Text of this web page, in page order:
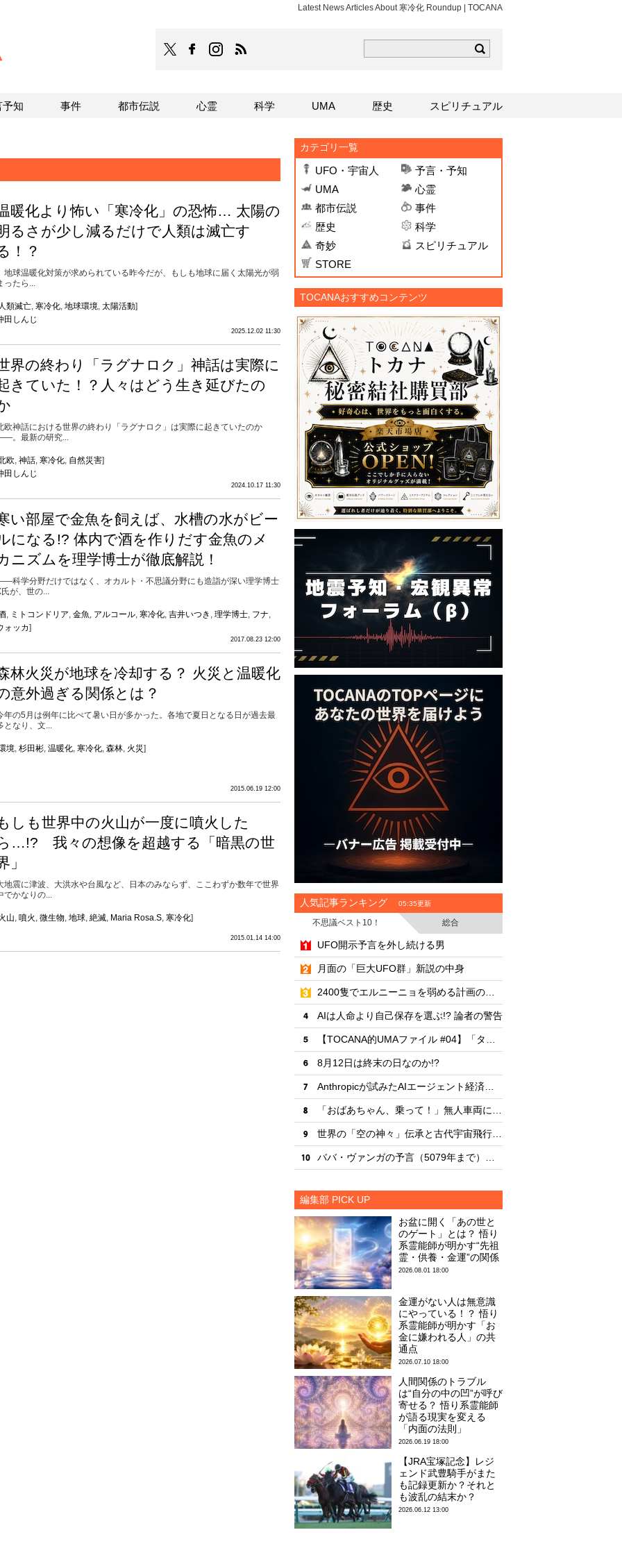
Latest News Articles About 寒冷化 Roundup | TOCANA
TOCANAのFacebookはこちら
TOCANAのinstagramはこちら
暖化より怖い「寒冷化」の恐怖… 太陽の
るさが少し減るだけで人類は滅亡す
！？
球温暖化対策が求められている昨今だが、もしも地球に届く太陽光が弱
ったら...
類滅亡, 寒冷化, 地球環境, 太陽活動]
2025.12.02 11:30
田しんじ
界の終わり「ラグナロク」神話は実際に
きていた！？人々はどう生き延びたの
欧神話における世界の終わり「ラグナロク」は実際に起きていたのか
。最新の研究...
欧, 神話, 寒冷化, 自然災害]
2024.10.17 11:30
田しんじ
い部屋で金魚を飼えば、水槽の水がビー
になる!? 体内で酒を作りだす金魚のメ
ニズムを理学博士が徹底解説！
科学分野だけではなく、オカルト・不思議分野にも造詣が深い理学博士
が、世の...
, ミトコンドリア, 金魚, アルコール, 寒冷化, 吉井いつき , 理学博士, フナ,
ォッカ]
2017.08.23 12:00
林火災が地球を冷却する？ 火災と温暖化
意外過ぎる関係とは？
年の5月は例年に比べて暑い日が多かった。各地で夏日となる日が過去最
となり、文...
境, 杉田彬, 温暖化, 寒冷化, 森林, 火災]
2015.06.19 12:00
しも世界中の火山が一度に噴火した
…!? 我々の想像を超越する「暗黒の世
」
地震に津波、大洪水や台風など、日本のみならず、ここわずか数年で世界
でかなりの...
山, 噴火 , 微生物, 地球, 絶滅, Maria Rosa.S, 寒冷化]
2015.01.14 14:00
カテゴリ一覧
UFO・宇宙人
予言・予知
UMA
心霊
都市伝説
事件
歴史
科学
奇妙
スピリチュアル
STORE
TOCANAおすすめコンテンツ
人気記事ランキング 05:35更新
不思議ベスト10！
総合
・
UFO開示予言を外し続ける男
・
月面の「巨大UFO群」新説の中身
・
・
AIは人命より自己保存を選ぶ!? 論者の警告
・
・
8月12日は終末の日なのか!?
・
・
・
・
編集部 PICK UP
お盆に開く「あの世と
のゲート」とは？ 悟り
系霊能師が明かす“先祖
霊・供養・金運”の関係
2026.08.01 18:00
金運がない人は無意識
にやっている！？ 悟り
系霊能師が明かす「お
金に嫌われる人」の共
通点
2026.07.10 18:00
人間関係のトラブル
は“自分の中の凹”が呼び
寄せる？ 悟り系霊能師
が語る現実を変える
「内面の法則」
2026.06.19 18:00
【JRA宝塚記念】レジ
ェンド武豊騎手がまた
も記録更新か？それと
も波乱の結末か？
2026.06.12 13:00
予知 事件 都市伝説 心霊 科学 UMA 歴史 スピリチュアル